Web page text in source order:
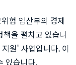
험 임산부의 경제
을 펼치고 있습니
원' 사업입니다. 이
있습니다.